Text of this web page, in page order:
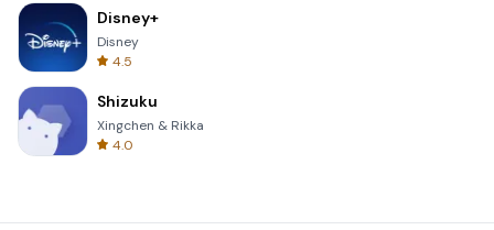
Disney+
Disney
4.5
Shizuku
Xingchen & Rikka
4.0